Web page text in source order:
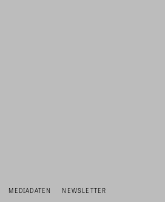
MEDIADATEN NEWSLETTER